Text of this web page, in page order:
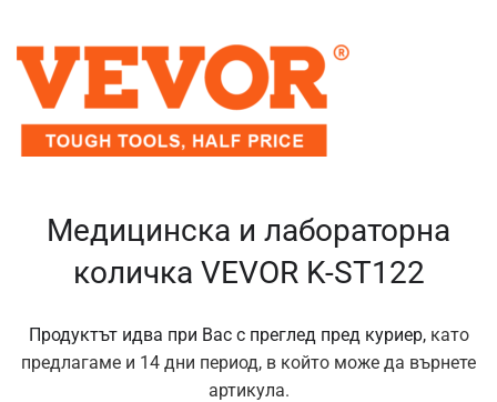
Медицинска и лабораторна
количка VEVOR K-ST122
Продуктът идва при Вас с преглед пред куриер, като
предлагаме и 14 дни период, в който може да върнете
артикула.